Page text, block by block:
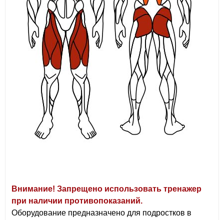
Внимание! Запрещено использовать тренажер
при наличии противопоказаний.
Оборудование предназначено для подростков в